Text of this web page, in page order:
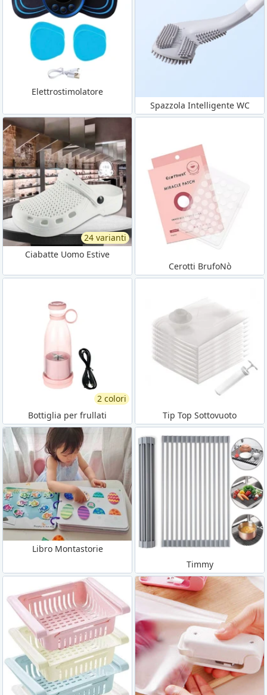
Elettrostimolatore
Spazzola Intelligente WC
24 varianti
Ciabatte Uomo Estive
Cerotti BrufoNò
2 colori
Bottiglia per frullati
Tip Top Sottovuoto
Libro Montastorie
Timmy